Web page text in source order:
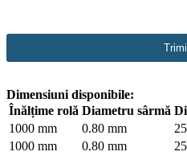
field
should
be
left
blank
Dimensiuni disponibile:
Înălțime rolă Diametru sârmă
1000 mm
0.80 mm
1000 mm
0.80 mm